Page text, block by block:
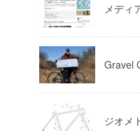
メディ
Gravel
ジオメ